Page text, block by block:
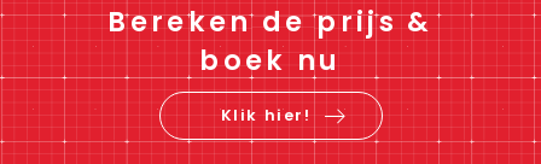
Bereken de prijs &
boek nu
Klik hier!